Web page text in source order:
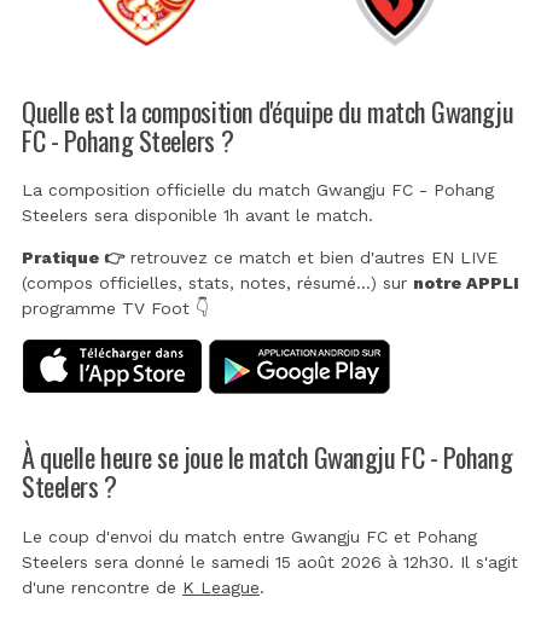
Quelle est la composition d'équipe du match Gwangju
FC - Pohang Steelers ?
La composition officielle du match Gwangju FC - Pohang
Steelers sera disponible 1h avant le match.
Pratique 👉retrouvez ce match et bien d'autres EN LIVE
(compos officielles, stats, notes, résumé...) sur notre APPLI
programme TV Foot 👇
À quelle heure se joue le match Gwangju FC - Pohang
Steelers ?
Le coup d'envoi du match entre Gwangju FC et Pohang
Steelers sera donné le samedi 15 août 2026 à 12h30. Il s'agit
d'une rencontre de K League.